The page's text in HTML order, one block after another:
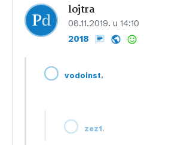
lojtra
08.11.2019. u 14:10
2018
vodoinst,
zez1,